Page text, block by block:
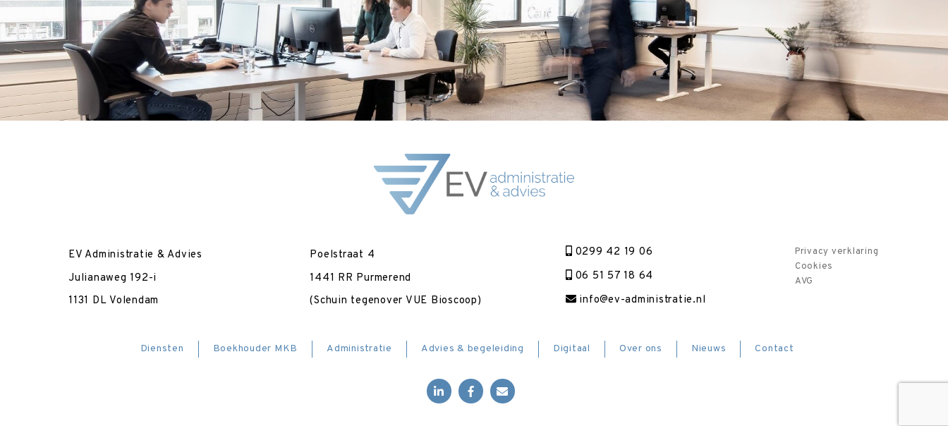
EV Administratie & Advies
Julianaweg 192-i
1131 DL Volendam
Poelstraat 4
1441 RR Purmerend
(Schuin tegenover VUE Bioscoop)
0299 42 19 06
06 51 57 18 64
info@ev-administratie.nl
Privacy verklaring
Cookies
AVG
Diensten Boekhouder MKB Administratie Advies & begeleiding Digitaal Over ons Nieuws Contact